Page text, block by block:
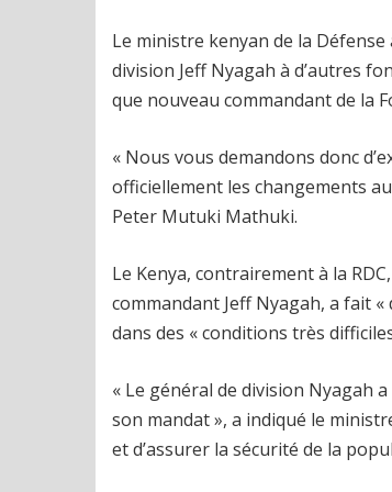
Le ministre kenyan de la
division Jeff Nyagah à d’autres
que nouveau commandant de la
« Nous vous demandons donc
officiellement les changements
Peter Mutuki Mathuki.
Le Kenya, contrairement à la
commandant Jeff Nyagah, a fait
dans des « conditions très
« Le général de division Nyagah
son mandat », a indiqué le
et d’assurer la sécurité de la